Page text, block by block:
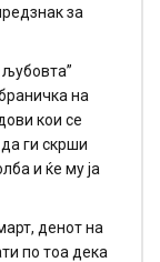
за
љубовта”
на
кои се
ги скрши
и ќе му ја
денот на
по тоа дека